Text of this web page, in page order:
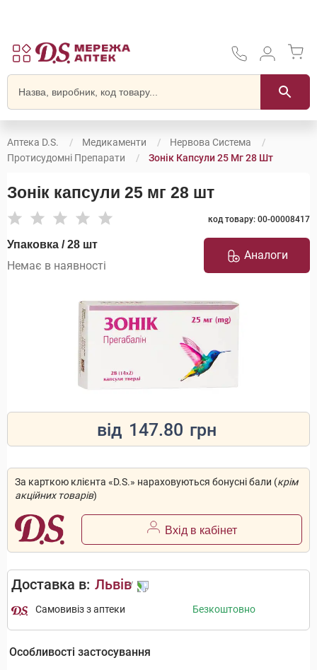
Аптека D.S. Медикаменти
Нервова Система
Протисудомні Препарати
Зонік Капсули 25 Мг 28 Шт
Зонік капсули 25 мг 28 шт
код товару: 00-00008417
Упаковка / 28 шт
Немає в наявності
Аналоги
від 147.80 грн
За карткою клієнта «D.S.» нараховуються бонусні бали (крім
акційних товарів)
Вхід в кабінет
Доставка в: Львів
Самовивіз з аптеки Безкоштовно
Особливості застосування